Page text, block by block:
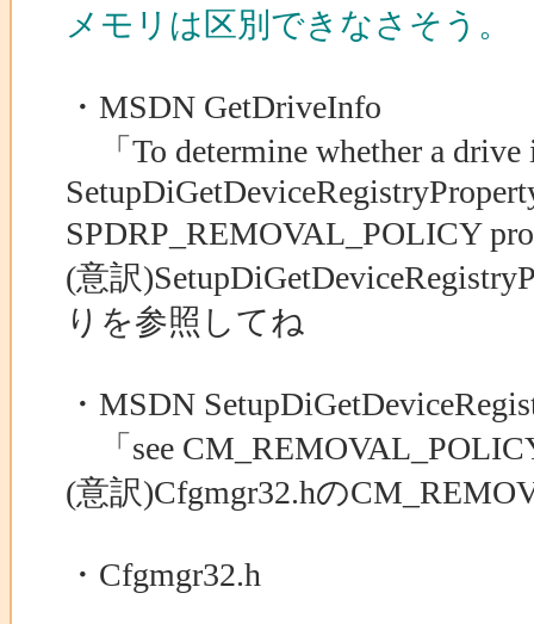
メモリは区別できなさそう。
・MSDN GetDriveInfo
「To determine whether a drive
SPDRP_REMOVAL_POLICY
(意訳
りを参照してね
・MSDN
「see
(意訳)Cfgmgr32.hの
・Cfgmgr32.h